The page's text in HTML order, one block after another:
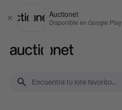
Cerrar
Auctionet
Disponible en Google Play